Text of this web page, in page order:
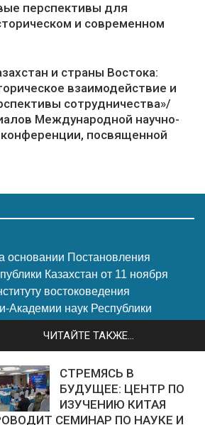
ЧИТАЙТЕ ТАКЖЕ...
СТРЕМЯСЬ В
БУДУЩЕЕ: ЦЕНТР ПО
ИЗУЧЕНИЮ КИТАЯ
СЕМИНАР ПО НАУКЕ И
перспективы для
и современном
и страны Востока:
взаимодействие и
сотрудничества»/
Международной научно-
посвященной
основании Постановления
Казахстан от 11 ноября
востоковедения
Академии наук Республики
имя видного ученого-историка,
Казахстана и научной
востоковедов академика
Бимашевича. На сегодняшний
ведущим научно-
центром Казахстана в области